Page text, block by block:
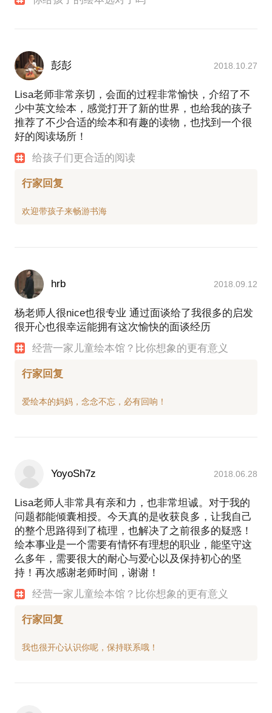
彭彭 2018.10.27
Lisa老师非常亲切，会面的过程非常愉快，介绍了不
少中英文绘本，感觉打开了新的世界，也给我的孩子
推荐了不少合适的绘本和有趣的读物，也找到一个很
好的阅读场所！
给孩子们更合适的阅读
行家回复
hrb 2018.09.12
杨老师人很nice也很专业 通过面谈给了我很多的启发
很开心也很幸运能拥有这次愉快的面谈经历
经营一家儿童绘本馆？比你想象的更有意义
行家回复
YoyoSh7z 2018.06.28
Lisa老师人非常具有亲和力，也非常坦诚。对于我的
问题都能倾囊相授。今天真的是收获良多，让我自己
的整个思路得到了梳理，也解决了之前很多的疑惑！
绘本事业是一个需要有情怀有理想的职业，能坚守这
么多年，需要很大的耐心与爱心以及保持初心的坚
持！再次感谢老师时间，谢谢！
经营一家儿童绘本馆？比你想象的更有意义
行家回复